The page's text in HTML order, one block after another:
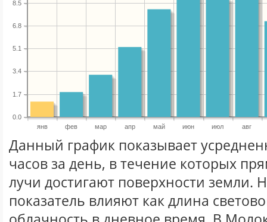
янв фев мар апр май июн июл авг
0.0
1.7
3.4
5.1
6.8
8.5
Данный график показывает
часов за день, в течение которых
лучи достигают поверхности земли.
показатель влияют как длина